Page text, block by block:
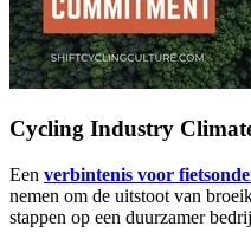
Cycling Industry
Een verbintenis voor
nemen om de uitstoot van
stappen op een duurzamer